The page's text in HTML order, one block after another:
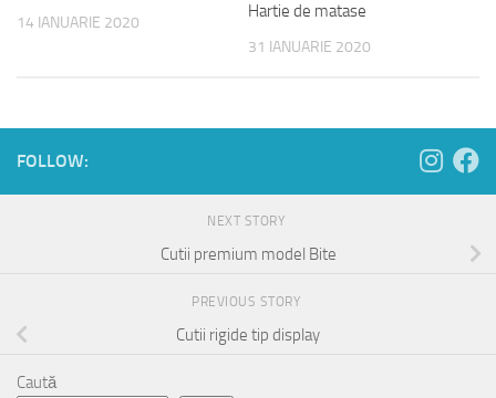
14 IANUARIE 2020
Hartie de matase
31 IANUARIE 2020
FOLLOW:
NEXT STORY
Cutii premium model Bite
PREVIOUS STORY
Cutii rigide tip display
Caută